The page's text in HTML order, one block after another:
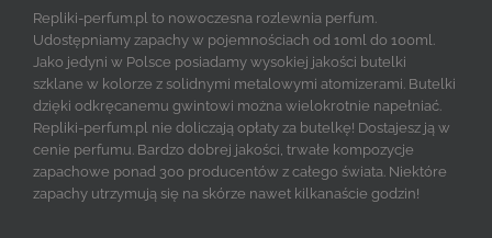
Repliki-perfum.pl to nowoczesna rozlewnia perfum.
Udostępniamy zapachy w pojemnościach od 10ml do 100ml.
Jako jedyni w Polsce posiadamy wysokiej jakości butelki
szklane w kolorze z solidnymi metalowymi atomizerami. Butelki
dzięki odkręcanemu gwintowi można wielokrotnie napełniać.
Repliki-perfum.pl nie doliczają opłaty za butelkę! Dostajesz ją w
cenie perfumu. Bardzo dobrej jakości, trwałe kompozycje
zapachowe ponad 300 producentów z całego świata. Niektóre
zapachy utrzymują się na skórze nawet kilkanaście godzin!